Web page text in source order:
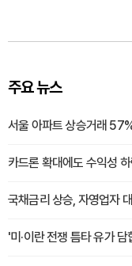
주요 뉴스
서울 아파트 상승거래
카드론 확대에도 수익성
국채금리 상승, 자영업자
'미·이란 전쟁 틈타 유가